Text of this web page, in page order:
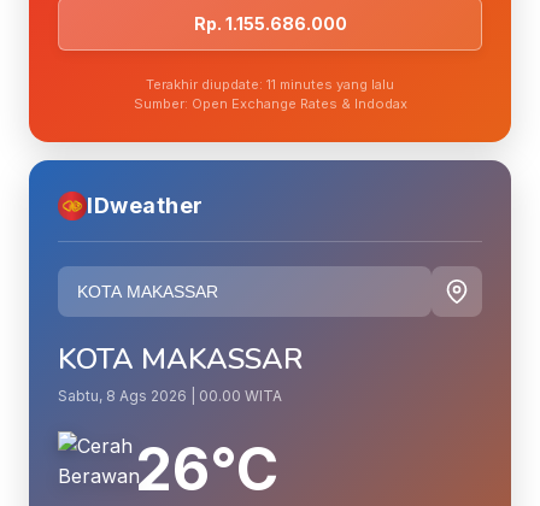
Rp. 1.155.686.000
Terakhir diupdate: 11 minutes yang lalu
Sumber: Open Exchange Rates & Indodax
IDweather
KOTA MAKASSAR
Sabtu, 8 Ags 2026 | 00.00 WITA
26°C